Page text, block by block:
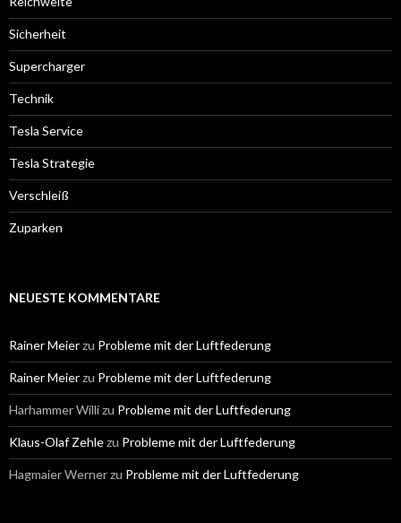
Sicherheit
Supercharger
Technik
Tesla Service
Tesla Strategie
Verschleiß
Zuparken
NEUESTE KOMMENTARE
Rainer Meierzu Probleme mit der Luftfederung
Rainer Meierzu Probleme mit der Luftfederung
Harhammer Willizu Probleme mit der Luftfederung
Klaus-Olaf Zehlezu Probleme mit der Luftfederung
Hagmaier Wernerzu Probleme mit der Luftfederung